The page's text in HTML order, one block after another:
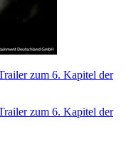
zum 6. Kapitel der
zum 6. Kapitel der